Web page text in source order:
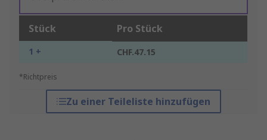
Stück Pro Stück
1 + CHF.47.15
*Richtpreis
Zu einer Teileliste hinzufügen